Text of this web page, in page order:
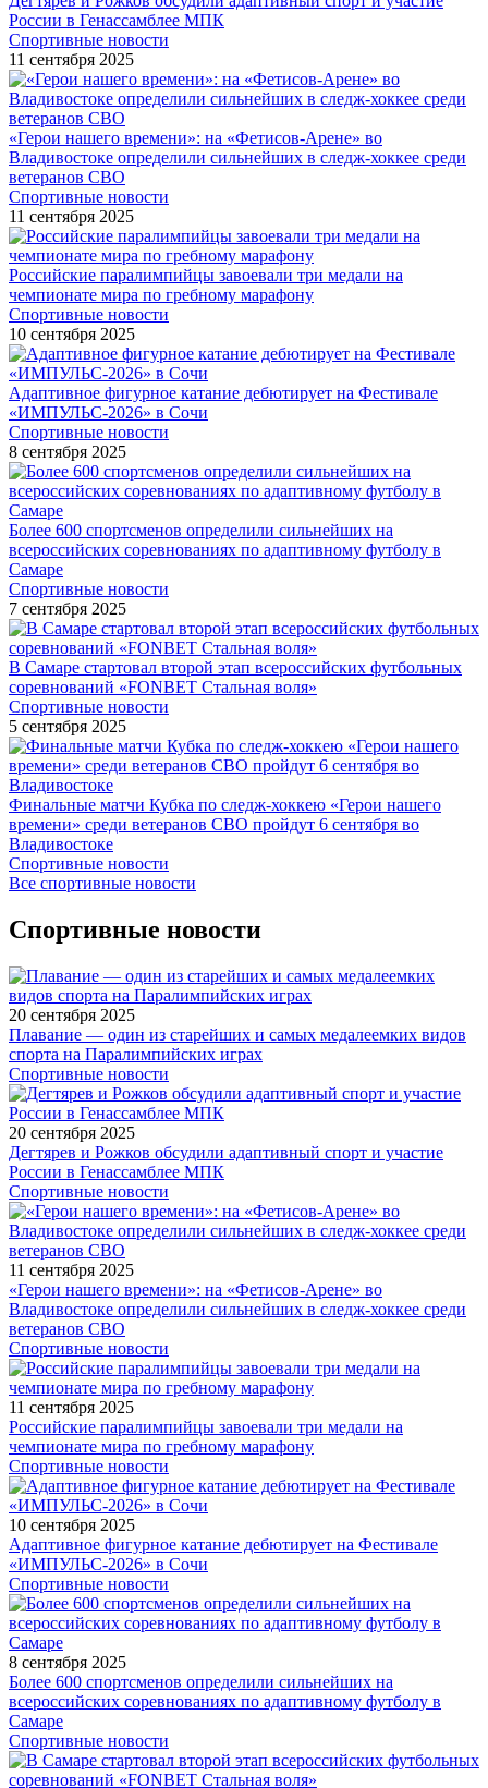
России в Генассамблее МПК
Спортивные новости
11 сентября 2025
«Герои нашего времени»: на «Фетисов-Арене» во
Владивостоке определили сильнейших в следж-хоккее среди
ветеранов СВО
Спортивные новости
11 сентября 2025
Российские паралимпийцы завоевали три медали на
чемпионате мира по гребному марафону
Спортивные новости
10 сентября 2025
Адаптивное фигурное катание дебютирует на Фестивале
«ИМПУЛЬС-2026» в Сочи
Спортивные новости
8 сентября 2025
Более 600 спортсменов определили сильнейших на
всероссийских соревнованиях по адаптивному футболу в
Самаре
Спортивные новости
7 сентября 2025
В Самаре стартовал второй этап всероссийских футбольных
соревнований «FONBET Стальная воля»
Спортивные новости
5 сентября 2025
Финальные матчи Кубка по следж-хоккею «Герои нашего
времени» среди ветеранов СВО пройдут 6 сентября во
Владивостоке
Спортивные новости
Все спортивные новости
Спортивные новости
20 сентября 2025
Плавание — один из старейших и самых медалеемких видов
спорта на Паралимпийских играх
Спортивные новости
20 сентября 2025
Дегтярев и Рожков обсудили адаптивный спорт и участие
России в Генассамблее МПК
Спортивные новости
11 сентября 2025
«Герои нашего времени»: на «Фетисов-Арене» во
Владивостоке определили сильнейших в следж-хоккее среди
ветеранов СВО
Спортивные новости
11 сентября 2025
Российские паралимпийцы завоевали три медали на
чемпионате мира по гребному марафону
Спортивные новости
10 сентября 2025
Адаптивное фигурное катание дебютирует на Фестивале
«ИМПУЛЬС-2026» в Сочи
Спортивные новости
8 сентября 2025
Более 600 спортсменов определили сильнейших на
всероссийских соревнованиях по адаптивному футболу в
Самаре
Спортивные новости